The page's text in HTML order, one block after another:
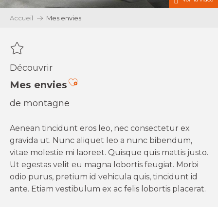
Accueil Mes envies
Découvrir
Mes enviesAjouter aux favoris
de montagne
Aenean tincidunt eros leo, nec consectetur ex
gravida ut. Nunc aliquet leo a nunc bibendum,
vitae molestie mi laoreet. Quisque quis mattis justo.
Ut egestas velit eu magna lobortis feugiat. Morbi
odio purus, pretium id vehicula quis, tincidunt id
ante. Etiam vestibulum ex ac felis lobortis placerat.